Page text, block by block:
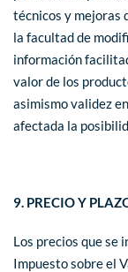
técnicos y mejoras
la facultad de
información
valor de los
asimismo validez
afectada la
9. PRECIO Y
Los precios que se
Impuesto sobre el